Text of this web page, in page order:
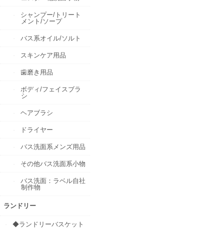
シャンプー/トリート
メント/ソープ
バス系オイル/ソルト
スキンケア用品
歯磨き用品
ボディ/フェイスブラ
シ
ヘアブラシ
ドライヤー
バス洗面系メンズ用品
その他バス洗面系小物
バス洗面：ラベル自社
制作物
ランドリー
◆ランドリーバスケット